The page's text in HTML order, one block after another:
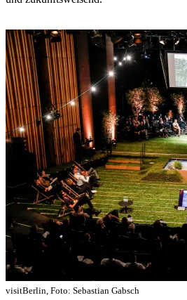
visitBerlin, Foto: Sebastian Gabsch